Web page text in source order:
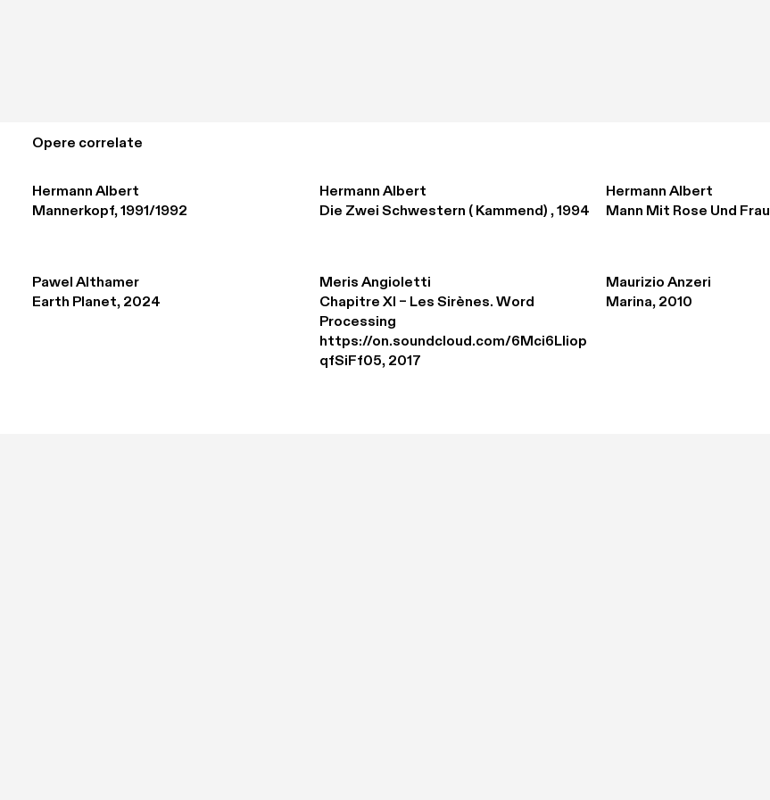
Opere correlate
Hermann Albert
Mannerkopf, 1991/1992
Hermann Albert
Die Zwei Schwestern ( Kammend) , 1994
Hermann Albert
Mann Mit Rose Und
Pawel Althamer
Earth Planet, 2024
Meris Angioletti
Chapitre XI – Les Sirènes. Word
Processing
https://on.soundcloud.com/6Mci6Lliop
qfSiFf05, 2017
Maurizio Anzeri
Marina, 2010